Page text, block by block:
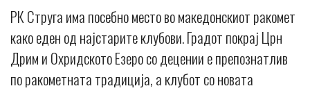
РК Струга има посебно место во македонскиот ракомет
како еден од најстарите клубови. Градот покрај Црн
Дрим и Охридското Езеро со децении е препознатлив
по ракометната традиција, а клубот со новата